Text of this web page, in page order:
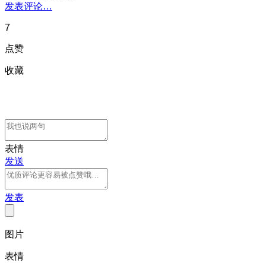
发表评论…
7
点赞
收藏
表情
发送
发表
图片
表情